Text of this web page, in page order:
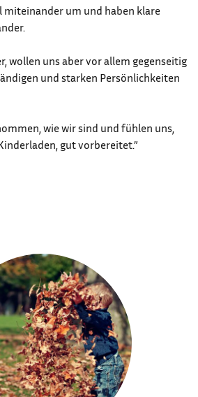
miteinander um und haben klare
wollen uns aber vor allem gegenseitig
und starken Persönlichkeiten
wie wir sind und fühlen uns,
gut vorbereitet.”